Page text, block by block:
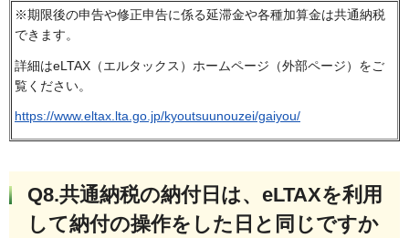
※期限後の申告や修正申告に係る延滞金や各種加算金は共通納税
できます。
詳細はeLTAX（エルタックス）ホームページ（外部ページ）をご
覧ください。
https://www.eltax.lta.go.jp/kyoutsuunouzei/gaiyou/
Q8.共通納税の納付日は、eLTAXを利用
して納付の操作をした日と同じですか